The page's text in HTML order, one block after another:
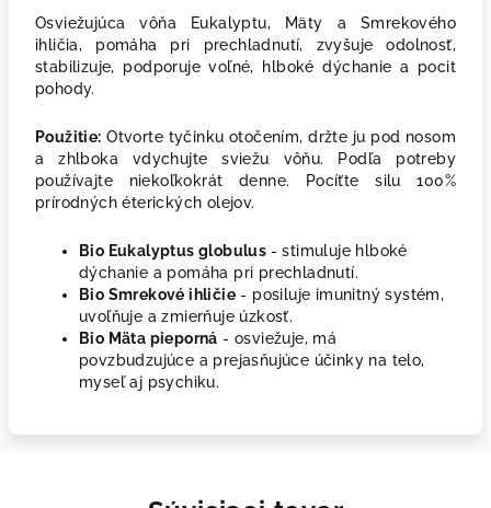
Osviežujúca vôňa Eukalyptu, Mäty a Smrekového
ihličia, pomáha pri prechladnutí, zvyšuje odolnosť,
stabilizuje, podporuje voľné, hlboké dýchanie a pocit
pohody.
Použitie: Otvorte tyčinku otočením, držte ju pod nosom
a zhlboka vdychujte sviežu vôňu. Podľa potreby
používajte niekoľkokrát denne. Pocíťte silu 100%
prírodných éterických olejov.
Bio Eukalyptus globulus - stimuluje hlboké
dýchanie a pomáha pri prechladnutí.
Bio Smrekové ihličie - posiluje imunitný systém,
uvoľňuje a zmierňuje úzkosť.
Bio Mäta pieporná - osviežuje, má
povzbudzujúce a prejasňujúce účinky na telo,
myseľ aj psychiku.